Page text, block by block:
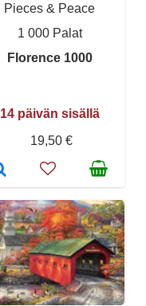
Pieces & Peace
1 000 Palat
Florence 1000
14 päivän sisällä
19,50 €